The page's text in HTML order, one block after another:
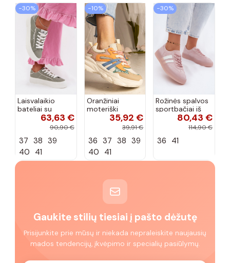
−30%
Laisvalaikio
bateliai su
platforma
O'NEILL SPINNA
90261009.05Z
žalios...
63,63 €
90,90 €
37 38 39
40 41
−10%
Oranžiniai
moteriški
sportiniai batai
su blizgučiais
35,92 €
39,91 €
36 37 38 39
40 41
−30%
Rožinės spalvos
sportbačiai iš
dirbtinės
zomšos su
Coralia
80,43 €
114,90 €
36 41
Gaukite stilių tiesiai į pašto dėžutę
Prisijunkite prie mūsų ir niekada nepraleiskite naujausių
mados tendencijų, įkvėpimo ir specialių pasiūlymų.